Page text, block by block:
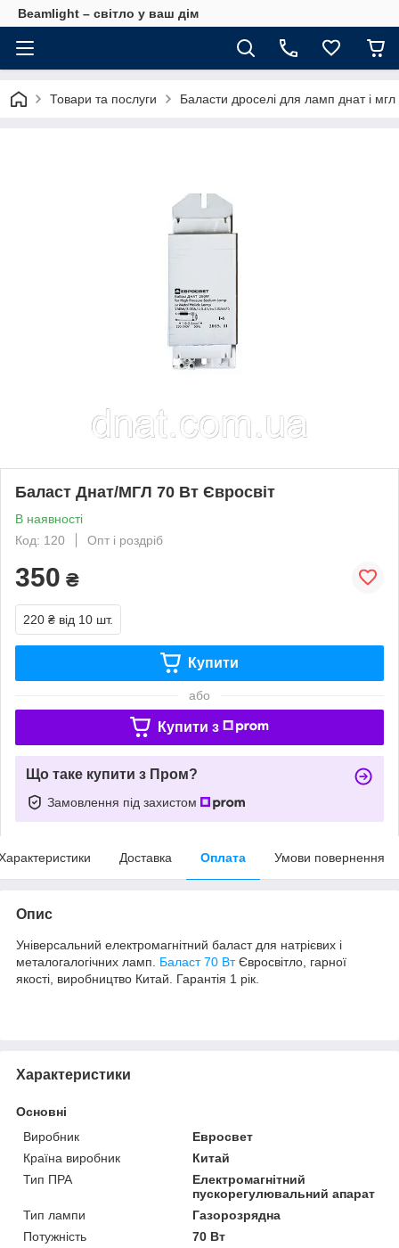
Beamlight – світло у ваш дім
Товари та послуги Баласти дроселі для ламп днат і мгл
Баласт Днат/МГЛ 70 Вт Євросвіт
В наявності
Код: 120
Опт і роздріб
350 ₴
220 ₴ від 10 шт.
Купити
або
Купити з
Що таке купити з Пром?
Замовлення під захистом
Доставка Оплата Умови повернення
Опис
Універсальний електромагнітний баласт для натрієвих і
металогалогічних ламп. Баласт 70 ВтЄвросвітло, гарної
якості, виробництво Китай. Гарантія 1 рік.
Характеристики
Основні
Виробник
Евросвет
Країна виробник
Китай
Тип ПРА
Електромагнітний
пускорегулювальний апарат
Тип лампи
Газорозрядна
Потужність
70 Вт